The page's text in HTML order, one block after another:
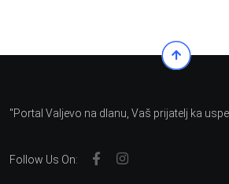
"Portal Valjevo na dlanu, Vaš prijatelj ka
Follow Us On: